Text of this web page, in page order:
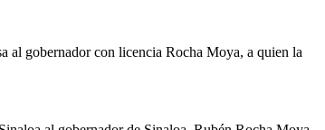
al gobernador con licencia Rocha Moya, a quien la